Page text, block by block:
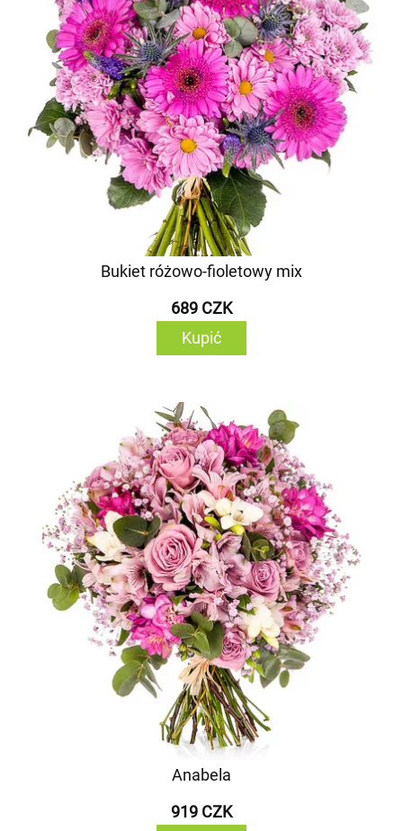
Bukiet różowo-fioletowy mix
689 CZK
Kupić
Anabela
919 CZK